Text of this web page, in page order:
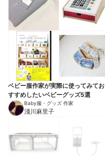
ベビー服作家が実際に使ってみてお
すすめしたいベビーグッズ5選
Baby服・グッズ 作家
淺川麻里子